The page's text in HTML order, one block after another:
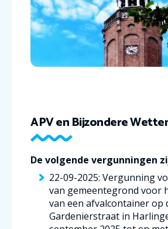
APV en Bijzondere
De volgende vergunningen
22-09-2025: Vergunning
van gemeentegrond voor
van een afvalcontainer op
Gardenierstraat in